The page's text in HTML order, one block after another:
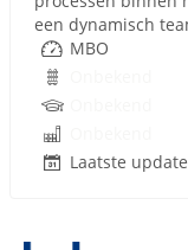
een dynamisch
MBO
Laatste